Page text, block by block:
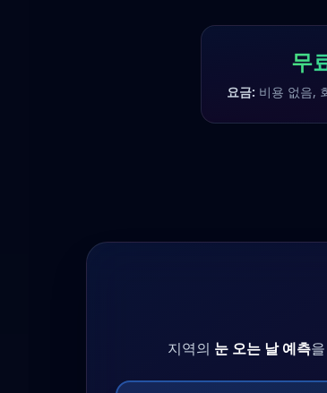
무
요금: 비용 없음,
지역의 눈 오는 날 예측